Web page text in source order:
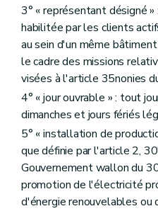
3° « représentant désigné
habilitée par les clients
au sein d'un même
le cadre des missions
visées à l'article 35nonies
4° « jour ouvrable » : tout
dimanches et jours fériés
5° « installation de
que définie par l'article 2,
Gouvernement wallon du
promotion de l'électricité
d'énergie renouvelables ou